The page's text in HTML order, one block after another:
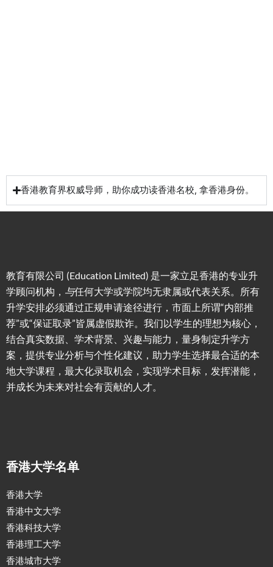
香港教育界权威导师，助你成功读香港名校, 拿香港身份。
教育有限公司 (Education Limited) 是一家立足香港的专业升
学顾问机构， 与任何大学或学院均无隶属或代表关系。所有
升学安排必须通过正规申请途径进行，市面上所谓“内部推
荐”或“保证取录”皆属虚假欺诈。我们以学生的理想为核心，
结合真实数据、学术背景、兴趣与能力，量身制定升学方
案，提供专业分析与个性化建议，助力学生选择最合适的本
地大学课程，最大化录取机会，实现学术目标，发挥潜能，
并成长为未来对社会有贡献的人才。
香港大学名单
香港大学
香港中文大学
香港科技大学
香港理工大学
香港城市大学